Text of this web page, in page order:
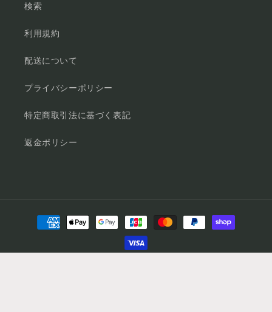
検索
利用規約
配送について
プライバシーポリシー
特定商取引法に基づく表記
返金ポリシー